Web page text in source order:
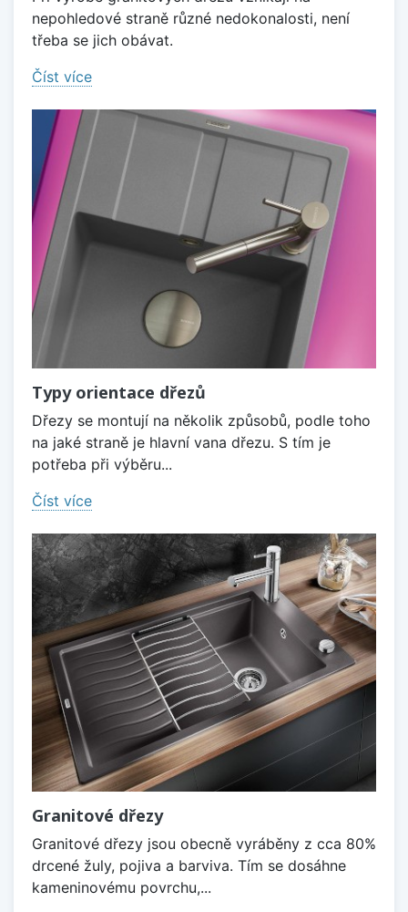
nepohledové straně různé nedokonalosti, není
třeba se jich obávat.
Číst více
Typy orientace dřezů
Dřezy se montují na několik způsobů, podle toho
na jaké straně je hlavní vana dřezu. S tím je
potřeba při výběru...
Číst více
Granitové dřezy
Granitové dřezy jsou obecně vyráběny z cca 80%
drcené žuly, pojiva a barviva. Tím se dosáhne
kameninovému povrchu,...